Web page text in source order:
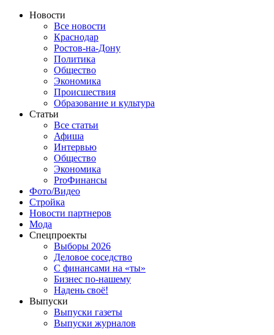
Новости
Все новости
Краснодар
Ростов-на-Дону
Политика
Общество
Экономика
Происшествия
Образование и культура
Статьи
Все статьи
Афиша
Интервью
Общество
Экономика
ProФинансы
Фото/Видео
Стройка
Новости партнеров
Мода
Спецпроекты
Выборы 2026
Деловое соседство
С финансами на «ты»
Бизнес по-нашему
Надень своё!
Выпуски
Выпуски газеты
Выпуски журналов